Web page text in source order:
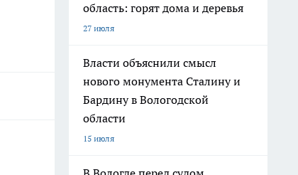
область: горят дома и деревья
27 июля
Власти объяснили смысл
нового монумента Сталину и
Бардину в Вологодской
области
15 июля